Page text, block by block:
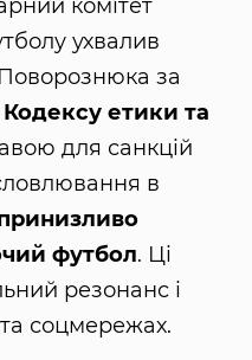
комітет
ухвалив
за
етики та
для санкцій
в
футбол. Ці
резонанс і
соцмережах.